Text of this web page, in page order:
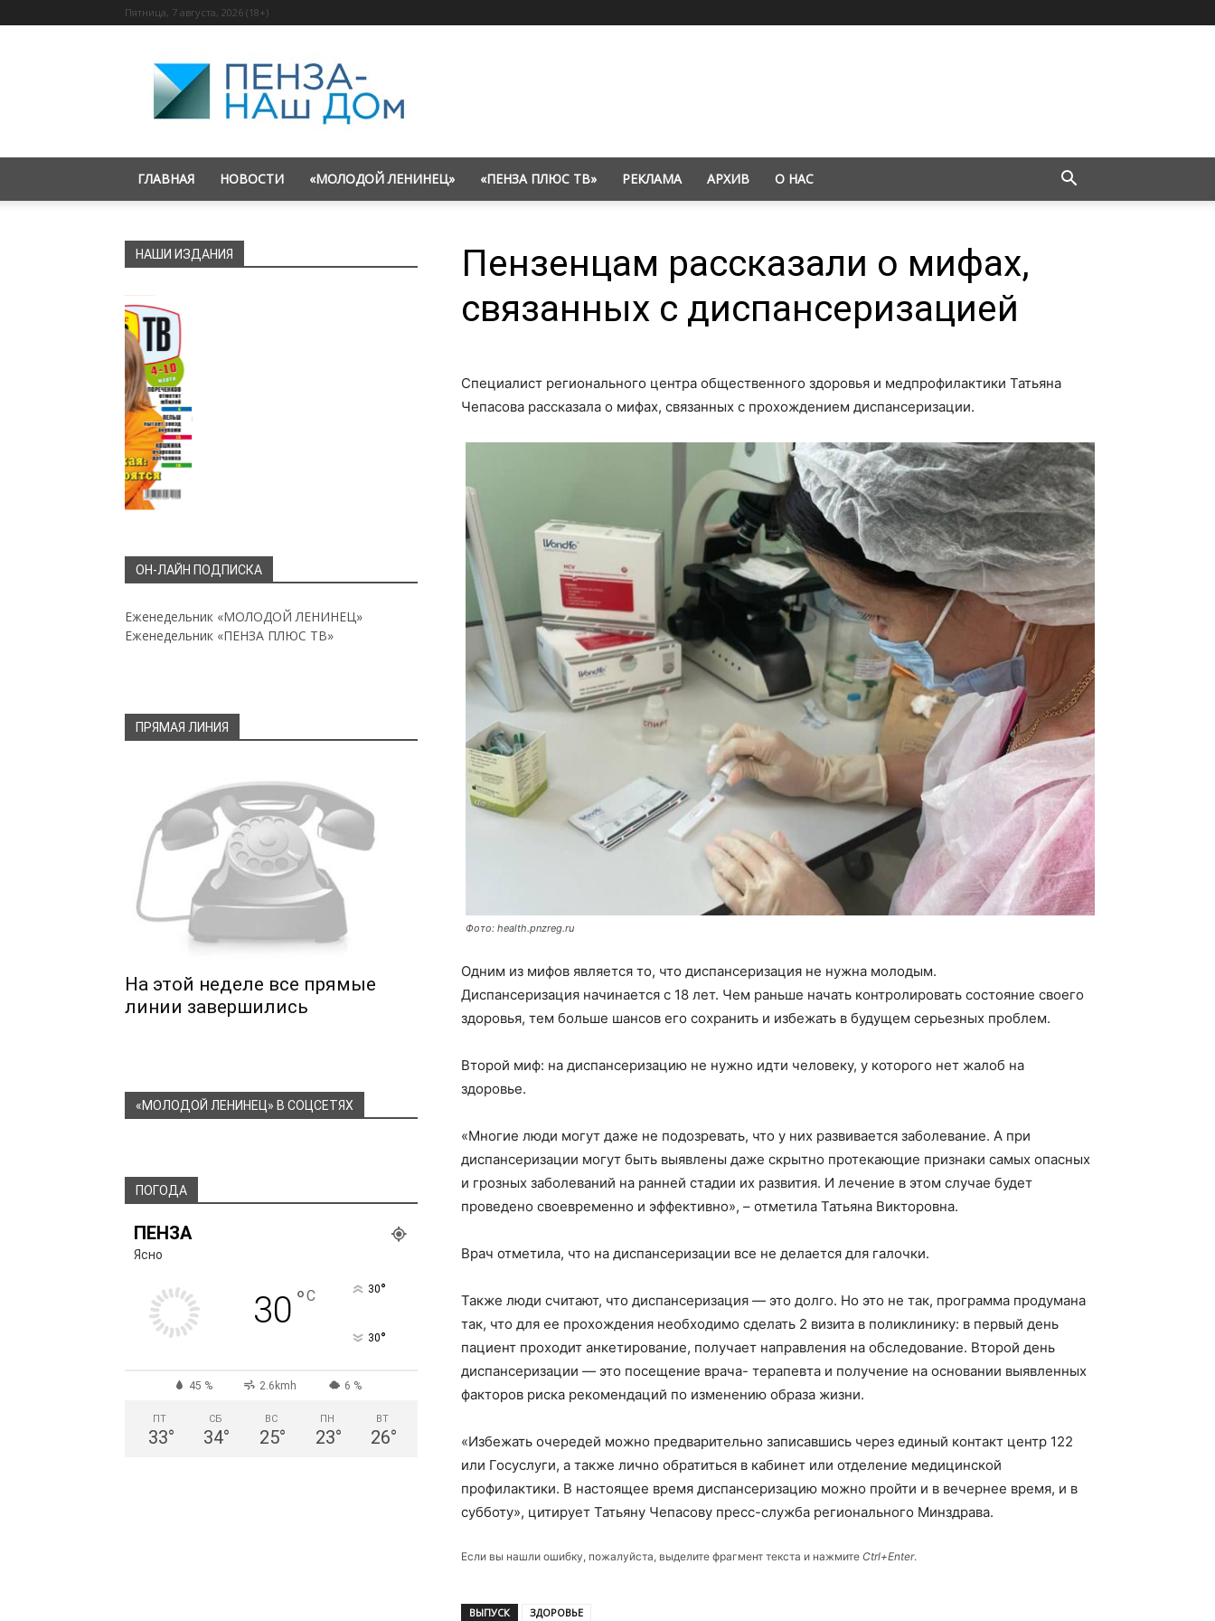
Пятница, 7 августа, 2026 (18+)
«Пенза
—
наш
дом»
ГЛАВНАЯ НОВОСТИ «МОЛОДОЙ ЛЕНИНЕЦ» «ПЕНЗА ПЛЮС ТВ» РЕКЛАМА АРХИВ О НАС
Пензенцам рассказали о мифах,
связанных с диспансеризацией
Специалист регионального центра общественного здоровья и медпрофилактики Татьяна
Чепасова рассказала о мифах, связанных с прохождением диспансеризации.
Фото: health.pnzreg.ru
Одним из мифов является то, что диспансеризация не нужна молодым.
Диспансеризация начинается с 18 лет. Чем раньше начать контролировать состояние своего
здоровья, тем больше шансов его сохранить и избежать в будущем серьезных проблем.
Второй миф: на диспансеризацию не нужно идти человеку, у которого нет жалоб на
здоровье.
«Многие люди могут даже не подозревать, что у них развивается заболевание. А при
диспансеризации могут быть выявлены даже скрытно протекающие признаки самых опасных
и грозных заболеваний на ранней стадии их развития. И лечение в этом случае будет
проведено своевременно и эффективно», – отметила Татьяна Викторовна.
Врач отметила, что на диспансеризации все не делается для галочки.
Также люди считают, что диспансеризация — это долго. Но это не так, программа продумана
так, что для ее прохождения необходимо сделать 2 визита в поликлинику: в первый день
пациент проходит анкетирование, получает направления на обследование. Второй день
диспансеризации — это посещение врача- терапевта и получение на основании выявленных
факторов риска рекомендаций по изменению образа жизни.
«Избежать очередей можно предварительно записавшись через единый контакт центр 122
или Госуслуги, а также лично обратиться в кабинет или отделение медицинской
профилактики. В настоящее время диспансеризацию можно пройти и в вечернее время, и в
субботу», цитирует Татьяну Чепасову пресс-служба регионального Минздрава.
Если вы нашли ошибку, пожалуйста, выделите фрагмент текста и нажмите Ctrl+Enter.
ВЫПУСК ЗДОРОВЬЕ
НАШИ ИЗДАНИЯ
ОН-ЛАЙН ПОДПИСКА
Еженедельник «МОЛОДОЙ ЛЕНИНЕЦ»
Еженедельник «ПЕНЗА ПЛЮС ТВ»
ПРЯМАЯ ЛИНИЯ
На этой неделе все прямые
линии завершились
«МОЛОДОЙ ЛЕНИНЕЦ» В СОЦСЕТЯХ
ПОГОДА
ПЕНЗА
Ясно
30 °C 30°
30°
45 % 2.6kmh 6 %
ПТ
33°
СБ
34°
ВС
25°
ПН
23°
ВТ
26°